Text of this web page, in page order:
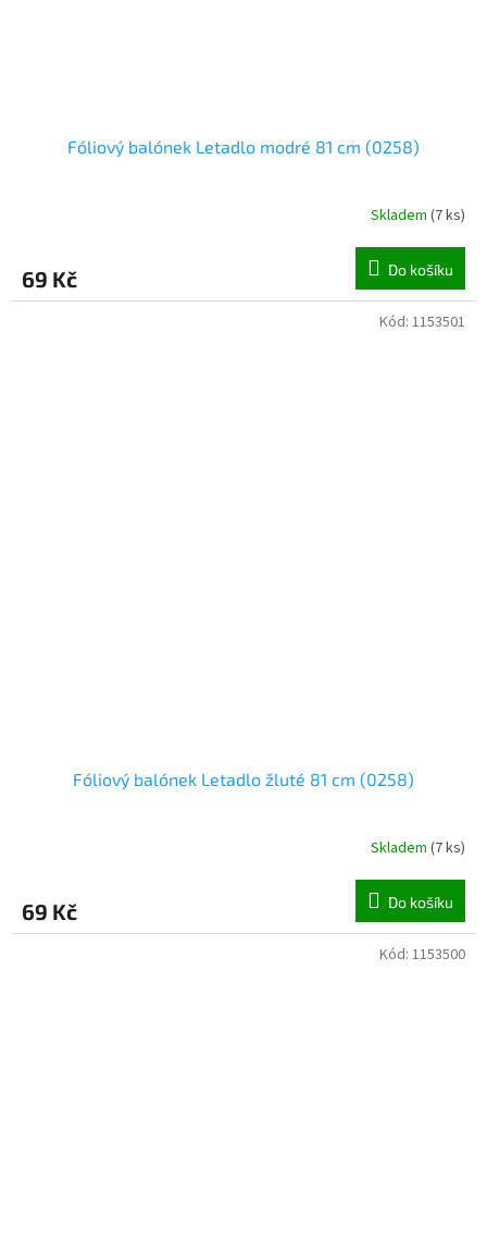
Fóliový balónek Letadlo modré 81 cm (0258)
Skladem (7 ks)
69 Kč Do košíku
Fóliový balónek Letadlo žluté 81 cm (0258)
Skladem (7 ks)
69 Kč Do košíku
Kód: 1153501
Kód: 1153500